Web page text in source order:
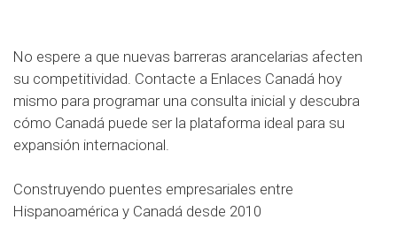
No espere a que nuevas barreras arancelarias afecten
su competitividad. Contacte a Enlaces Canadá hoy
mismo para programar una consulta inicial y descubra
cómo Canadá puede ser la plataforma ideal para su
expansión internacional.
Construyendo puentes empresariales entre
Hispanoamérica y Canadá desde 2010